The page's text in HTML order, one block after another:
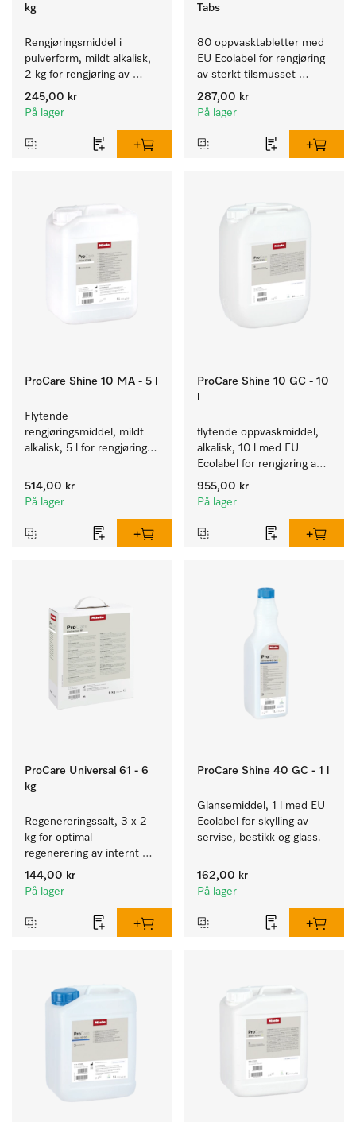
kg
Rengjøringsmiddel i
pulverform, mildt alkalisk,
2 kg for rengjøring av
sterkt tilsmusset servise,
bestikk og glass.
245,00 kr
På lager
Tabs
80 oppvasktabletter med
EU Ecolabel for rengjøring
av sterkt tilsmusset
servise, bestikk og glass.
287,00 kr
På lager
ProCare Shine 10 MA - 5 l
Flytende
rengjøringsmiddel, mildt
alkalisk, 5 l for rengjøring
bestikk og glass.
514,00 kr
På lager
ProCare Shine 10 GC - 10
flytende oppvaskmiddel,
alkalisk, 10 l med EU
Ecolabel for rengjøring av
daglig smuss på servise,
bestikk og glass.
955,00 kr
På lager
ProCare Universal 61 - 6
kg
Regenereringssalt, 3 x 2
kg for optimal
regenerering av internt
kalkfilter.
144,00 kr
På lager
ProCare Shine 40 GC - 1 l
Glansemiddel, 1 l med EU
Ecolabel for skylling av
servise, bestikk og glass.
162,00 kr
På lager